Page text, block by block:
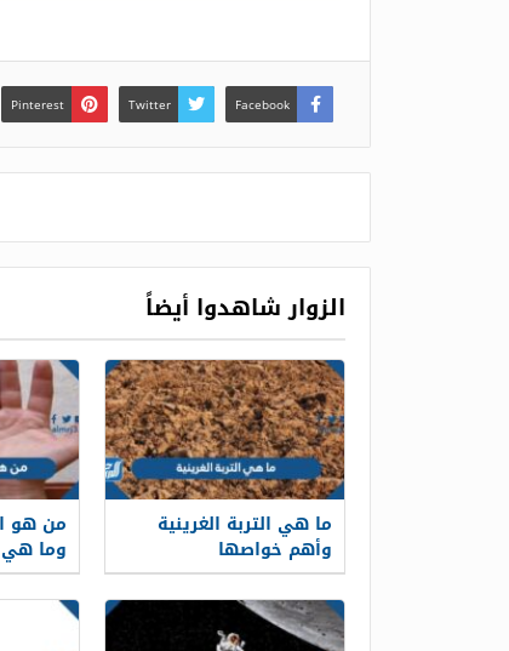
Facebook
Twitter
Pinterest
الزوار شاهدوا أيضاً
ما هي التربة الغرينية
وأهم خواصها
من هو
وما هي